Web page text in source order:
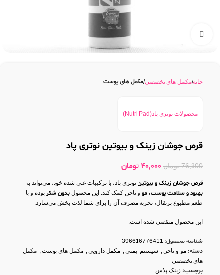
خانه مکمل های تخصصی مکمل های پوست
محصولات نوتری پاد(Nutri Pad)
قرص جوشان زینک و بیوتین نوتری پاد
76,300 تومان 40,000 تومان
قرص جوشان زینک و بیوتین نوتری پاد، با ترکیبات غنی شده خود، می‌تواند به
بهبود و سلامت پوست، مو و ناخن کمک کند. این محصول بدون شکر بوده و با
طعم مطبوع پرتقال، تجربه مصرف آن را برای شما لذت بخش می‌سازد.
این محصول منقضی شده است.
شناسه محصول: 396616776411
دسته: مو و ناخن, سیستم ایمنی, مکمل دارویی, مکمل های پوست, مکمل
های تخصصی
برچسب: زینک پلاس